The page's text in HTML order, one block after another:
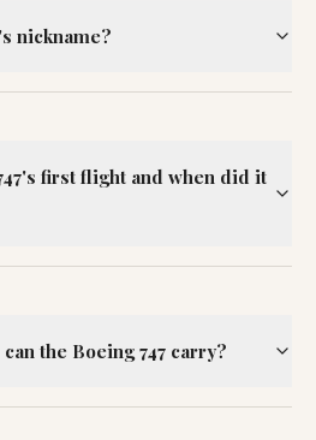
nickname?
first flight and when did it
the Boeing 747 carry?